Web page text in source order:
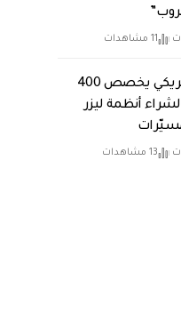
11 مشاهدات
الجيش الأمريكي يخصص 400
لشراء أنظمة ليزر
13 مشاهدات